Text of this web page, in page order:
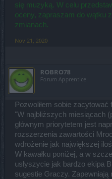
się muzyką. W celu
oceny, zapraszam do wątku
zmianach.
Nov 21, 2020
ROBRO78
Forum Apprentice
Pozwoliłem sobie
"W najbliższych miesiącach
głównym priorytetem jest
rozszerzenia zawartości
wdrożenie jak największej
W kawałku poniżej, a w
usłyszycie jak bardzo ekipa
sugestie Graczy. Zapewniają